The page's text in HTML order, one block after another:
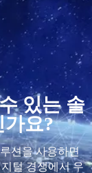
있는 솔
가요?
션을 사용하면
털 경쟁에서 우